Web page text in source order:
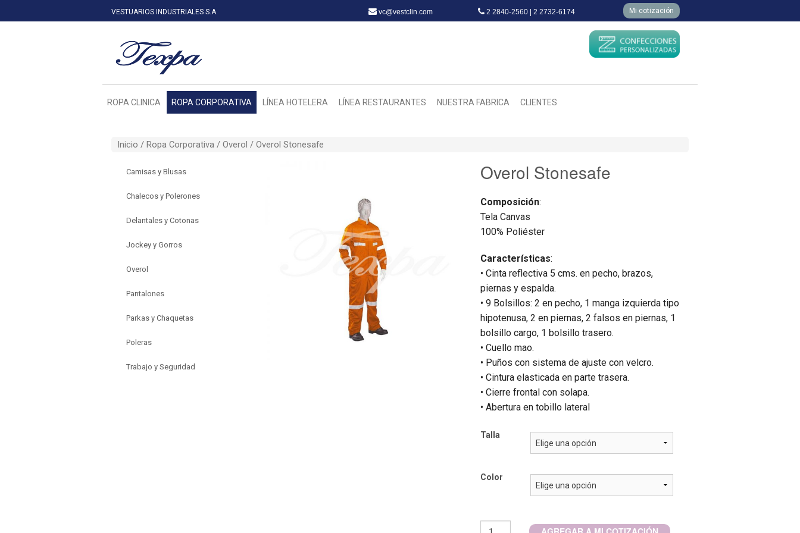
VESTUARIOS INDUSTRIALES S.A. vc@vestclin.com 2 2840-2560 | 2 2732-6174 Mi cotización
ROPA CLINICA ROPA CORPORATIVA LÍNEA HOTELERA LÍNEA RESTAURANTES NUESTRA FABRICA CLIENTES
Inicio / Ropa Corporativa / Overol / Overol Stonesafe
Overol Stonesafe
Composición:
Tela Canvas
100% Poliéster
Características:
• Cinta reflectiva 5 cms. en pecho, brazos,
piernas y espalda.
• 9 Bolsillos: 2 en pecho, 1 manga izquierda tipo
hipotenusa, 2 en piernas, 2 falsos en piernas, 1
bolsillo cargo, 1 bolsillo trasero.
• Cuello mao.
• Puños con sistema de ajuste con velcro.
• Cintura elasticada en parte trasera.
• Cierre frontal con solapa.
• Abertura en tobillo lateral
Talla
Color
Overol
Camisas y Blusas
Chalecos y Polerones
Delantales y Cotonas
Jockey y Gorros
Overol
Pantalones
Parkas y Chaquetas
Poleras
Trabajo y Seguridad